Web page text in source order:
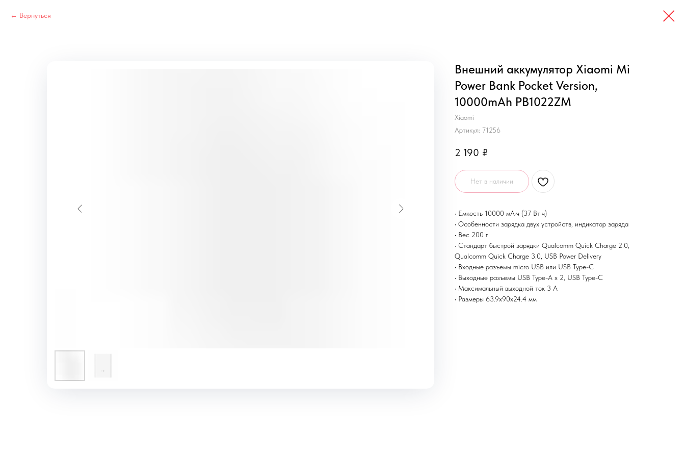
Вернуться
Внешний аккумулятор Xiaomi Mi
Power Bank Pocket Version,
10000mAh PB1022ZM
Xiaomi
Артикул: 71256
2 190 ₽
Нет в наличии
• Емкость 10000 мА·ч (37 Вт·ч)
• Особенности зарядка двух устройств, индикатор заряда
• Вес 200 г
• Стандарт быстрой зарядки Qualcomm Quick Charge 2.0,
Qualcomm Quick Charge 3.0, USB Power Delivery
• Входные разъемы micro USB или USB Type-C
• Выходные разъемы USB Type-A x 2, USB Type-C
• Максимальный выходной ток 3 А
• Размеры 63.9x90x24.4 мм